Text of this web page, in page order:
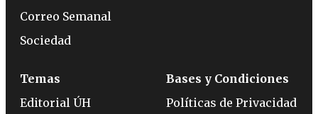
Correo Semanal
Sociedad
Temas
Editorial ÚH
Bases y Condiciones
Políticas de Privacidad